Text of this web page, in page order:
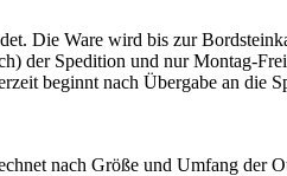
Die Ware wird bis zur
der Spedition und nur Montag-
beginnt nach Übergabe an die
nach Größe und Umfang der